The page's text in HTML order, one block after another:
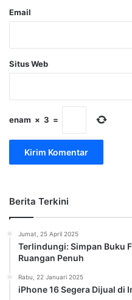
Email
Situs Web
enam × 3 =
Berita Terkini
Jumat, 25 April 2025
Terlindungi: Simpan Buku
Ruangan Penuh
Rabu, 22 Januari 2025
iPhone 16 Segera Dijual di